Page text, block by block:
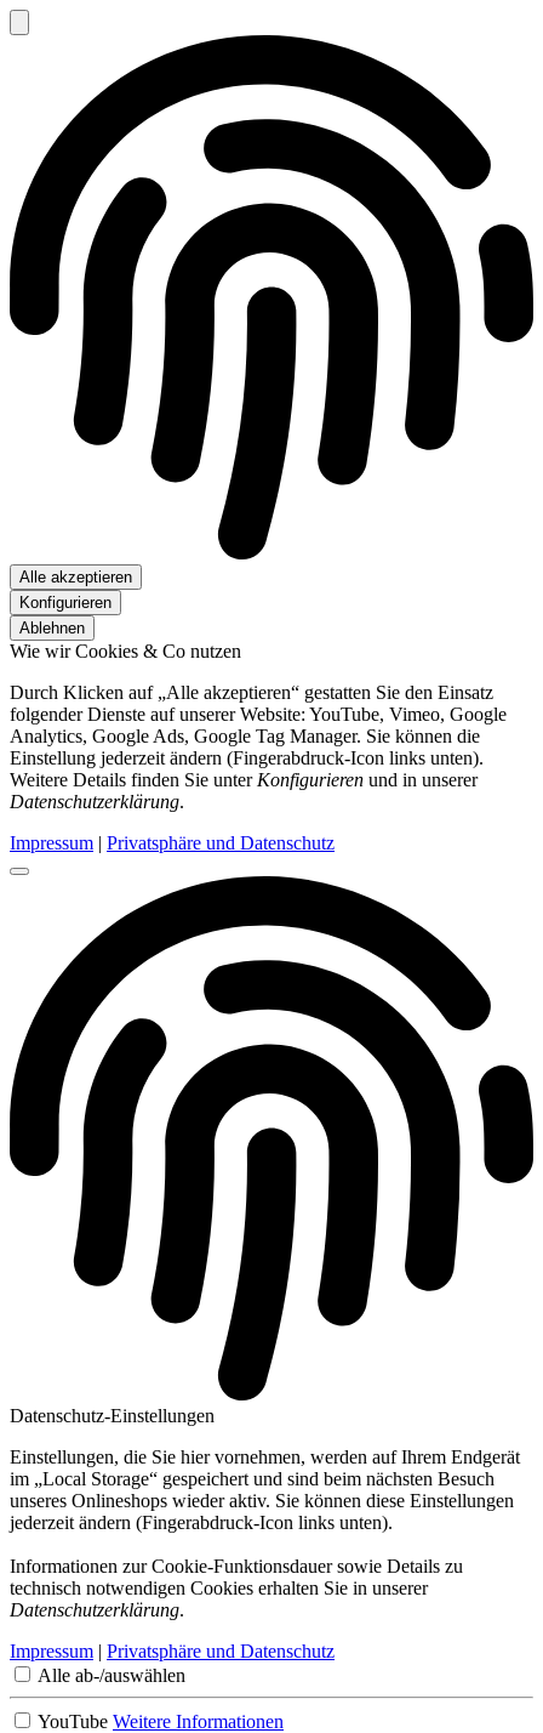
Alle akzeptieren
Konfigurieren
Ablehnen
Wie wir Cookies & Co nutzen
Durch Klicken auf „Alle akzeptieren“ gestatten Sie den Einsatz
folgender Dienste auf unserer Website: YouTube, Vimeo, Google
Analytics, Google Ads, Google Tag Manager. Sie können die
Einstellung jederzeit ändern (Fingerabdruck-Icon links unten).
Weitere Details finden Sie unter Konfigurieren und in unserer
Datenschutzerklärung.
Impressum | Privatsphäre und Datenschutz
Datenschutz-Einstellungen
Einstellungen, die Sie hier vornehmen, werden auf Ihrem Endgerät
im „Local Storage“ gespeichert und sind beim nächsten Besuch
unseres Onlineshops wieder aktiv. Sie können diese Einstellungen
jederzeit ändern (Fingerabdruck-Icon links unten).
Informationen zur Cookie-Funktionsdauer sowie Details zu
technisch notwendigen Cookies erhalten Sie in unserer
Datenschutzerklärung.
Impressum | Privatsphäre und Datenschutz
Alle ab-/auswählen
YouTube Weitere Informationen